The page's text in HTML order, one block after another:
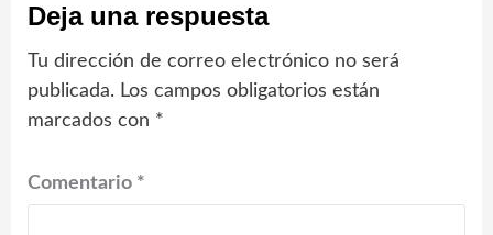
Deja una respuesta
Tu dirección de correo electrónico no será
publicada. Los campos obligatorios están
marcados con *
Comentario *